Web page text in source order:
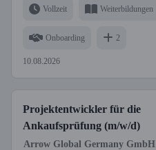
Vollzeit Weiterbildungen
Onboarding 2
10.08.2026
Projektentwickler für die
Ankaufsprüfung (m/w/d)
Arrow Global Germany GmbH